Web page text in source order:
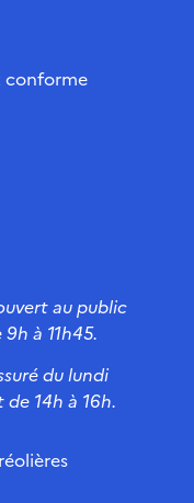
conforme
au public
à 11h45.
du lundi
14h à 16h.